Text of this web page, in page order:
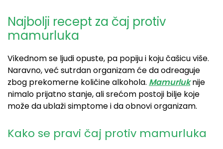
Najbolji recept za čaj protiv
mamurluka
Vikednom se ljudi opuste, pa popiju i koju čašicu više.
Naravno, već sutrdan organizam će da odreaguje
zbog prekomerne količine alkohola. Mamurluknije
nimalo prijatno stanje, ali srećom postoji bilje koje
može da ublaži simptome i da obnovi organizam.
Kako se pravi čaj protiv mamurluka